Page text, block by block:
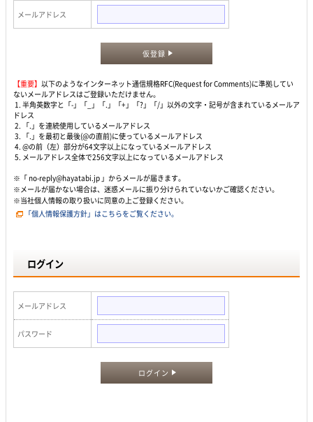
メールアドレス
仮登録
【重要】 以下のようなインターネット通信規格RFC(Request for Comments)に準拠してい
ないメールアドレスはご登録いただけません。
1. 半角英数字と「-」「_」「.」「+」「?」「/」以外の文字・記号が含まれているメールア
ドレス
2. 「.」を連続使用しているメールアドレス
3. 「.」を最初と最後(@の直前)に使っているメールアドレス
4. @の前（左）部分が64文字以上になっているメールアドレス
5. メールアドレス全体で256文字以上になっているメールアドレス
※「 no-reply@hayatabi.jp 」からメールが届きます。
※メールが届かない場合は、迷惑メールに振り分けられていないかご確認ください。
※当社個人情報の取り扱いに同意の上ご登録ください。
「個人情報保護方針」はこちらをご覧ください。
ログイン
メールアドレス
パスワード
ログイン